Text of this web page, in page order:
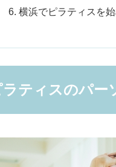
横浜でピラティスを
ラティスのパー